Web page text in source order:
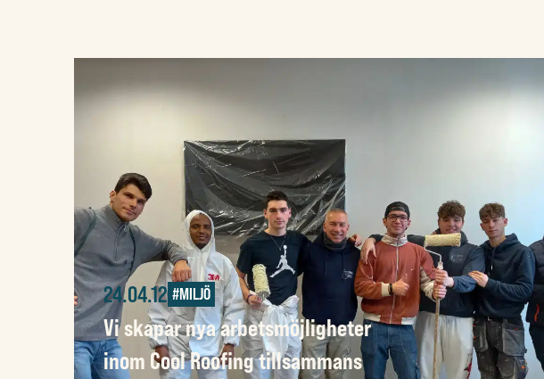
24.04.12 #MILJÖ
Vi skapar nya arbetsmöjligheter
inom Cool Roofing tillsammans